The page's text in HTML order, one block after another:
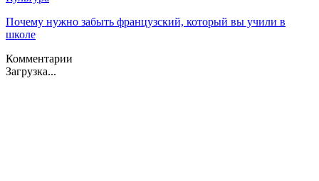
Почему нужно забыть французский, который вы учили в
школе
Комментарии
Загрузка...